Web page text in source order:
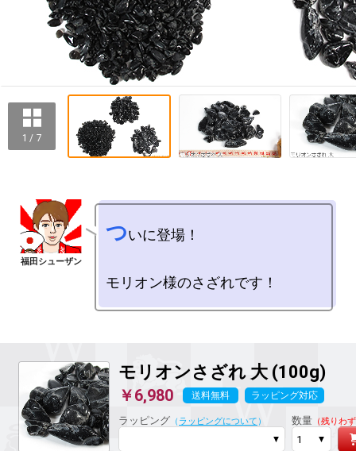
1 / 7
ついに登場！
モリオンさざれ 大 (100g)
￥6,980 送料無料 ラッピング対応
ラッピング （ ラッピングについて ） 数量（残りわ